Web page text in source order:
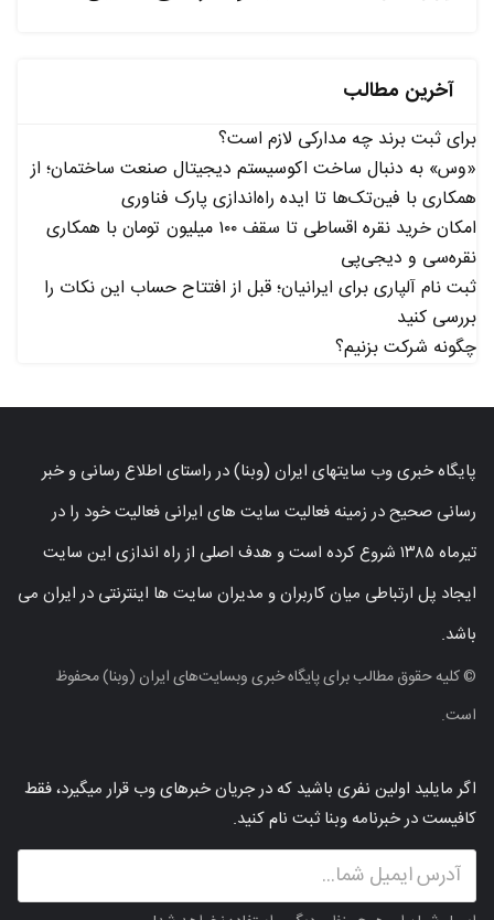
آخرین مطالب
برای ثبت برند چه مدارکی لازم است؟
«وس» به دنبال ساخت اکوسیستم دیجیتال صنعت ساختمان؛ از
همکاری با فین‌تک‌ها تا ایده راه‌اندازی پارک فناوری
امکان خرید نقره اقساطی تا سقف ۱۰۰ میلیون تومان با همکاری
نقره‌سی و دیجی‌پی
ثبت نام آلپاری برای ایرانیان؛ قبل از افتتاح حساب این نکات را
بررسی کنید
چگونه شرکت بزنیم؟
پایگاه خبری وب سایتهای ایران (وبنا) در راستای اطلاع رسانی و خبر
رسانی صحیح در زمینه فعالیت سایت های ایرانی فعالیت خود را در
تیرماه ۱۳۸۵ شروع کرده است و هدف اصلی از راه اندازی این سایت
ایجاد پل ارتباطی میان کاربران و مدیران سایت ها اینترنتی در ایران می
باشد.
© کلیه حقوق مطالب برای پایگاه خبری وبسایت‌های ایران (وبنا) محفوظ
است.
اگر مایلید اولین نفری باشید که در جریان خبرهای وب قرار میگیرد، فقط
کافیست در خبرنامه وبنا ثبت نام کنید.